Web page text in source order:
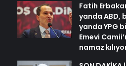
Fatih
yanda ABD,
yanda YPG
Emevi
namaz